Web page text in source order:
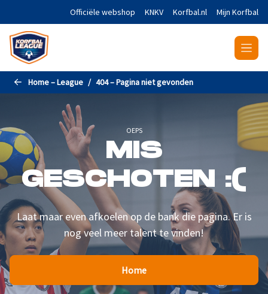
Naar de hoofdinhoud gaanOfficiële webshop KNKV Korfbal.nl Mijn Korfbal
Home – League 404 – Pagina niet gevonden
OEPS
MIS
GESCHOTEN :(
Laat maar even afkoelen op de bank die pagina. Er is
nog veel meer talent te vinden!
Home